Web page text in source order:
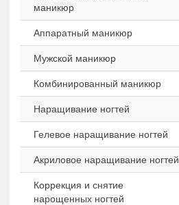
маникюр
Аппаратный маникюр
Мужской маникюр
Комбинированный маникюр
Наращивание ногтей
Гелевое наращивание ногтей
Акриловое наращивание ногтей
Коррекция и снятие
нарощенных ногтей